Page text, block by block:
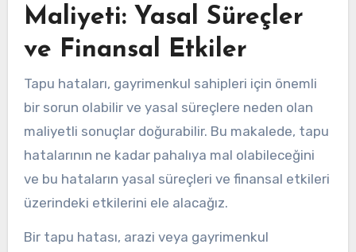
Maliyeti: Yasal Süreçler
ve Finansal Etkiler
Tapu hataları, gayrimenkul sahipleri için önemli
bir sorun olabilir ve yasal süreçlere neden olan
maliyetli sonuçlar doğurabilir. Bu makalede, tapu
hatalarının ne kadar pahalıya mal olabileceğini
ve bu hataların yasal süreçleri ve finansal etkileri
üzerindeki etkilerini ele alacağız.
Bir tapu hatası, arazi veya gayrimenkul